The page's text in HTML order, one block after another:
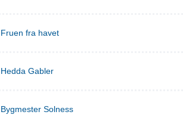
Fruen fra havet
Hedda Gabler
Bygmester Solness